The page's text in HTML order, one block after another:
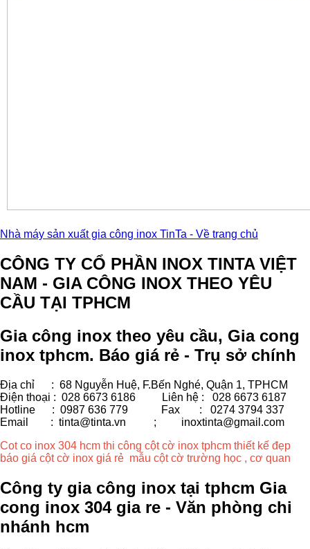
Nhà máy sản xuất gia công inox TinTa - Về trang chủ
CÔNG TY CỔ PHẦN INOX TINTA VIỆT
NAM - GIA CÔNG INOX THEO YÊU
CẦU TẠI TPHCM
Gia công inox theo yêu cầu, Gia cong
inox tphcm. Báo giá rẻ - Trụ sở chính
Địa chỉ : 68 Nguyễn Huệ, F.Bến Nghé, Quận 1, TPHCM
Điện thoại : 028 6673 6186
Liên hệ : 028 6673 6187
Hotline : 0987 636 779 Fax
: 0274 3794 337
Email : tinta@tinta.vn ;
inoxtinta@gmail.com
Cot co inox 304 hcm thi công cột cờ inox tphcm thiết kế đẹp
báo giá cột cờ inox giá rẻ mẫu cột cờ trường học , cơ quan
Công ty gia công inox tại tphcm Gia
cong inox 304 gia re - Văn phòng chi
nhánh hcm